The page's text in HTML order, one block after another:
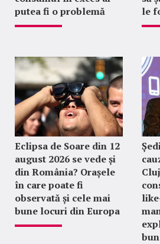
putea fi o problemă
le
Eclipsa de Soare din 12
august 2026 se vede și
din România? Orașele
în care poate fi
observată și cele mai
bune locuri din Europa